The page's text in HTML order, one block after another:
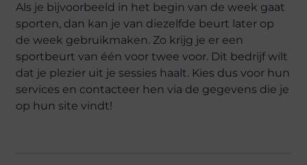
Als je bijvoorbeeld in het begin van de week gaat
sporten, dan kan je van diezelfde beurt later op
de week gebruikmaken. Zo krijg je er een
sportbeurt van één voor twee voor. Dit bedrijf wilt
dat je plezier uit je sessies haalt. Kies dus voor hun
services en contacteer hen via de gegevens die je
op hun site vindt!